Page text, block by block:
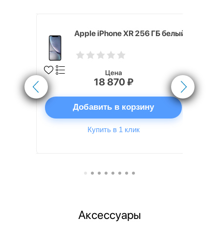
Apple iPhone XR 256 ГБ белый
Цена
18 870 ₽
Добавить в корзину
Купить в 1 клик
Аксессуары